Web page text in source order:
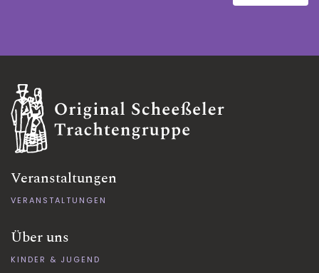
Veranstaltungen
VERANSTALTUNGEN
Über uns
KINDER & JUGEND